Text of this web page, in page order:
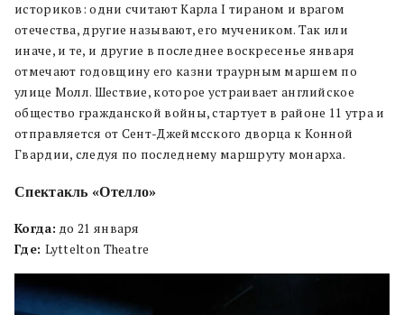
историков: одни считают Карла I тираном и врагом
отечества, другие называют, его мучеником. Так или
иначе, и те, и другие в последнее воскресенье января
отмечают годовщину его казни траурным маршем по
улице Молл. Шествие, которое устраивает английское
общество гражданской войны, стартует в районе 11 утра и
отправляется от Сент-Джеймсского дворца к Конной
Гвардии, следуя по последнему маршруту монарха.
Спектакль «Отелло»
Когда: до 21 января
Где: Lyttelton Theatre